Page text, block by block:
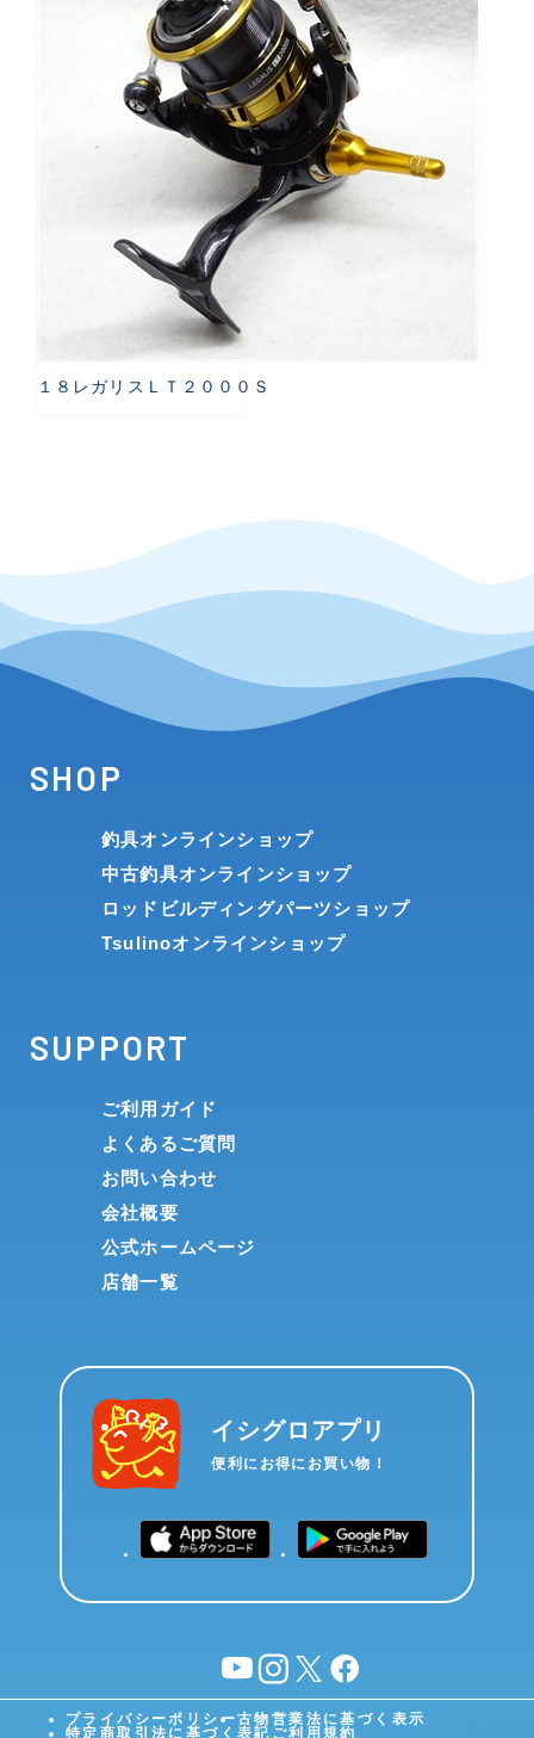
１８レガリスＬＴ２０００Ｓ
SHOP
釣具オンラインショップ
中古釣具オンラインショップ
ロッドビルディングパーツショップ
Tsulinoオンラインショップ
SUPPORT
ご利用ガイド
よくあるご質問
お問い合わせ
会社概要
公式ホームページ
店舗一覧
イシグロアプリ
便利にお得にお買い物！
YouTubeinstagram
X facebook
プライバシーポリシー古物営業法に基づく表示
特定商取引法に基づく表記 ご利用規約